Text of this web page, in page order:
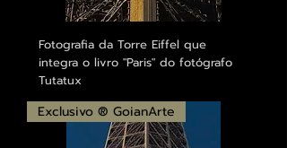
Fotografia da Torre Eiffel que
integra o livro "Paris" do fotógrafo
Tutatux
Exclusivo ® GoianArte